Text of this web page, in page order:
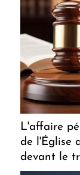
L'affaire
de l'Église
devant le